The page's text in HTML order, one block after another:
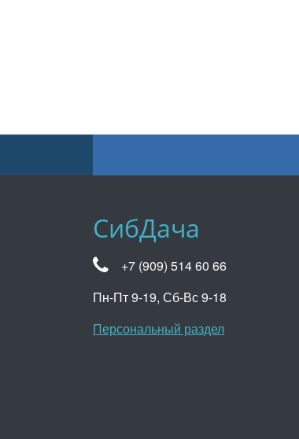
СибДача
+7 (909) 514 60 66
Пн-Пт 9-19, Сб-Вс 9-18
Персональный раздел